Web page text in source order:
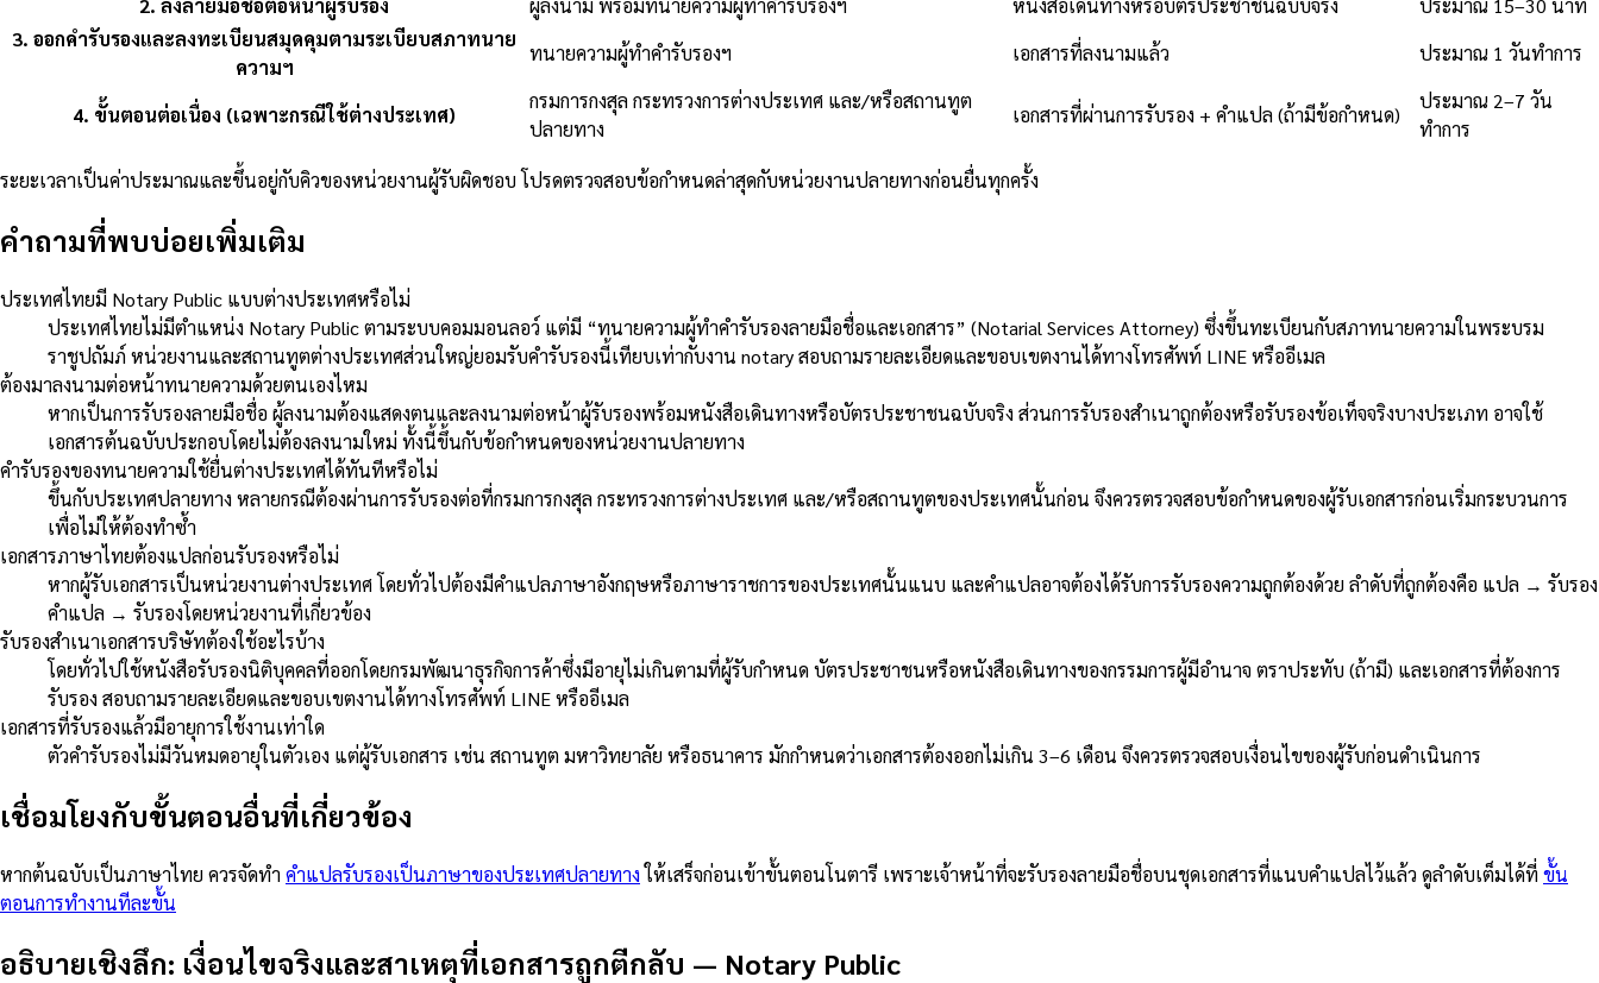
2. ลงลายมือชื่อต่อหน้าผู้รับรอง ผู้ลงนาม พร้อมทนายความผู้ทำคำรับรองฯ หนังสือเดินทางหรือบัตรประชาชนฉบับจริง
ประมาณ 15–30 นาที
3. ออกคำรับรองและลงทะเบียนสมุดคุมตามระเบียบสภาทนาย
ความฯ
ทนายความผู้ทำคำรับรองฯ เอกสารที่ลงนามแล้ว ประมาณ 1 วันทำการ
4. ขั้นตอนต่อเนื่อง (เฉพาะกรณีใช้ต่างประเทศ)
กรมการกงสุล กระทรวงการต่างประเทศ และ/หรือสถานทูต
ปลายทาง
เอกสารที่ผ่านการรับรอง + คำแปล (ถ้ามีข้อกำหนด)
ประมาณ 2–7 วัน
ทำการ
ระยะเวลาเป็นค่าประมาณและขึ้นอยู่กับคิวของหน่วยงานผู้รับผิดชอบ โปรดตรวจสอบข้อกำหนดล่าสุดกับหน่วยงานปลายทางก่อนยื่นทุกครั้ง
คำถามที่พบบ่อยเพิ่มเติม
ประเทศไทยมี Notary Public แบบต่างประเทศหรือไม่
ประเทศไทยไม่มีตำแหน่ง Notary Public ตามระบบคอมมอนลอว์ แต่มี “ทนายความผู้ทำคำรับรองลายมือชื่อและเอกสาร” (Notarial Services Attorney) ซึ่งขึ้นทะเบียนกับสภาทนายความในพระบรม
ราชูปถัมภ์ หน่วยงานและสถานทูตต่างประเทศส่วนใหญ่ยอมรับคำรับรองนี้เทียบเท่ากับงาน notary สอบถามรายละเอียดและขอบเขตงานได้ทางโทรศัพท์ LINE หรืออีเมล
ต้องมาลงนามต่อหน้าทนายความด้วยตนเองไหม
หากเป็นการรับรองลายมือชื่อ ผู้ลงนามต้องแสดงตนและลงนามต่อหน้าผู้รับรองพร้อมหนังสือเดินทางหรือบัตรประชาชนฉบับจริง ส่วนการรับรองสำเนาถูกต้องหรือรับรองข้อเท็จจริงบางประเภท อาจใช้
เอกสารต้นฉบับประกอบโดยไม่ต้องลงนามใหม่ ทั้งนี้ขึ้นกับข้อกำหนดของหน่วยงานปลายทาง
คำรับรองของทนายความใช้ยื่นต่างประเทศได้ทันทีหรือไม่
ขึ้นกับประเทศปลายทาง หลายกรณีต้องผ่านการรับรองต่อที่กรมการกงสุล กระทรวงการต่างประเทศ และ/หรือสถานทูตของประเทศนั้นก่อน จึงควรตรวจสอบข้อกำหนดของผู้รับเอกสารก่อนเริ่มกระบวนการ
เพื่อไม่ให้ต้องทำซ้ำ
เอกสารภาษาไทยต้องแปลก่อนรับรองหรือไม่
หากผู้รับเอกสารเป็นหน่วยงานต่างประเทศ โดยทั่วไปต้องมีคำแปลภาษาอังกฤษหรือภาษาราชการของประเทศนั้นแนบ และคำแปลอาจต้องได้รับการรับรองความถูกต้องด้วย ลำดับที่ถูกต้องคือ แปล → รับรอง
คำแปล → รับรองโดยหน่วยงานที่เกี่ยวข้อง
รับรองสำเนาเอกสารบริษัทต้องใช้อะไรบ้าง
โดยทั่วไปใช้หนังสือรับรองนิติบุคคลที่ออกโดยกรมพัฒนาธุรกิจการค้าซึ่งมีอายุไม่เกินตามที่ผู้รับกำหนด บัตรประชาชนหรือหนังสือเดินทางของกรรมการผู้มีอำนาจ ตราประทับ (ถ้ามี) และเอกสารที่ต้องการ
รับรอง สอบถามรายละเอียดและขอบเขตงานได้ทางโทรศัพท์ LINE หรืออีเมล
เอกสารที่รับรองแล้วมีอายุการใช้งานเท่าใด
ตัวคำรับรองไม่มีวันหมดอายุในตัวเอง แต่ผู้รับเอกสาร เช่น สถานทูต มหาวิทยาลัย หรือธนาคาร มักกำหนดว่าเอกสารต้องออกไม่เกิน 3–6 เดือน จึงควรตรวจสอบเงื่อนไขของผู้รับก่อนดำเนินการ
เชื่อมโยงกับขั้นตอนอื่นที่เกี่ยวข้อง
หากต้นฉบับเป็นภาษาไทย ควรจัดทำ คำแปลรับรองเป็นภาษาของประเทศปลายทางให้เสร็จก่อนเข้าขั้นตอนโนตารี เพราะเจ้าหน้าที่จะรับรองลายมือชื่อบนชุดเอกสารที่แนบคำแปลไว้แล้ว ดูลำดับเต็มได้ที่ ขั้น
ตอนการทำงานทีละขั้น
อธิบายเชิงลึก: เงื่อนไขจริงและสาเหตุที่เอกสารถูกตีกลับ — Notary Public